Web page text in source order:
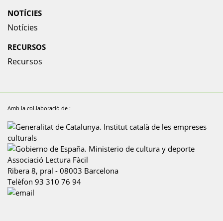
NOTÍCIES
Notícies
RECURSOS
Recursos
Amb la col.laboració de :
Associació Lectura Fàcil
Ribera 8, pral - 08003 Barcelona
Telèfon 93 310 76 94